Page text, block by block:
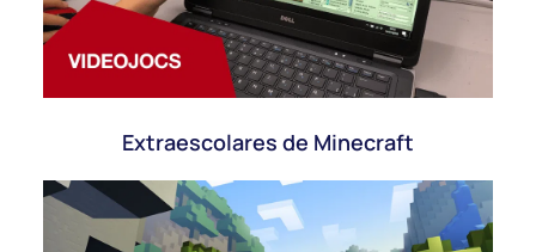
Extraescolares de Minecraft